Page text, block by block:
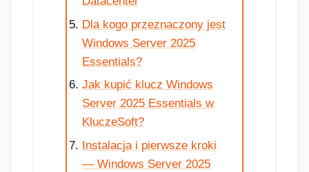
Dla kogo przeznaczony jest
Windows Server 2025
Essentials?
Jak kupić klucz Windows
Server 2025 Essentials w
KluczeSoft?
Instalacja i pierwsze kroki
— Windows Server 2025